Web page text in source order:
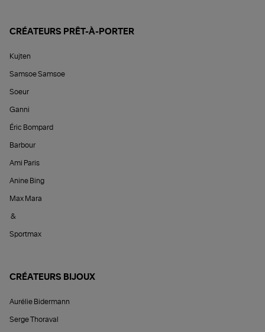
CRÉATEURS PRÊT-À-PORTER
Kujten
Samsoe Samsoe
Soeur
Ganni
Éric Bompard
Barbour
Ami Paris
Anine Bing
Max Mara
&
Sportmax
CRÉATEURS BIJOUX
Aurélie Bidermann
Serge Thoraval